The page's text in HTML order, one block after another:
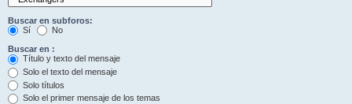
Buscar en subforos:
Sí
No
Buscar en :
Título y texto del mensaje
Solo el texto del mensaje
Solo títulos
Solo el primer mensaje de los temas